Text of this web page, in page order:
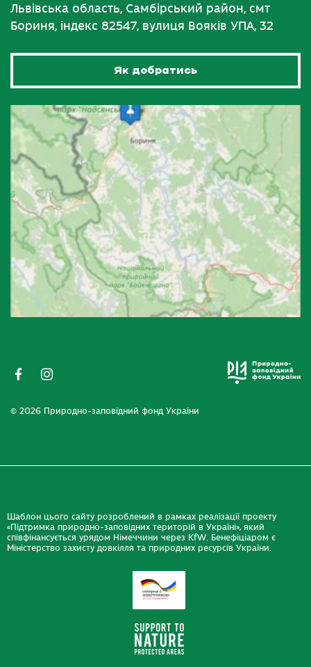
Львівська область, Самбірський район, смт
Бориня, індекс 82547, вулиця Вояків УПА, 32
Як добратись
© 2026 Природно-заповідний фонд України
Шаблон цього сайту розроблений в рамках реалізації проекту
«Підтримка природно-заповідних територій в Україні», який
співфінансується урядом Німеччини через KfW. Бенефіціаром є
Міністерство захисту довкілля та природних ресурсів України.